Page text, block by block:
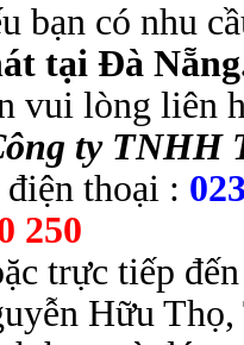
bạn có nhu
tại Đà
vui lòng liên
ty TNHH
điện thoại :
250
trực tiếp
Hữu Thọ,